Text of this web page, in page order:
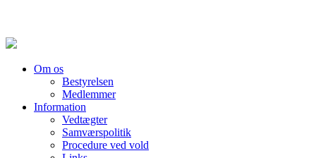
Om os
Bestyrelsen
Medlemmer
Information
Vedtægter
Samværspolitik
Procedure ved vold